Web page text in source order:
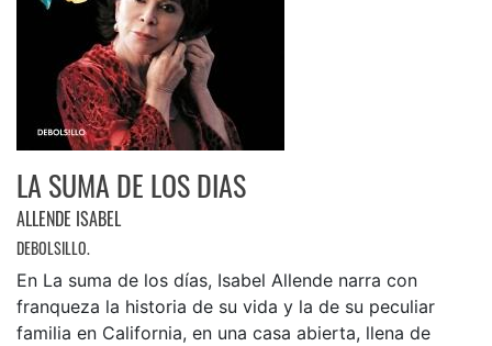
LA SUMA DE LOS DIAS
ALLENDE ISABEL
DEBOLSILLO.
En La suma de los días, Isabel Allende narra con
franqueza la historia de su vida y la de su peculiar
familia en California, en una casa abierta, llena de